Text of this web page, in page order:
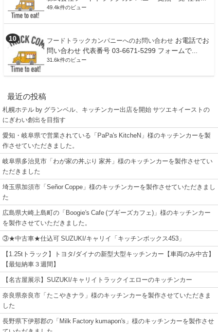
49.4k件のビュー
フードトラックカンパニーへのお問い合わせ お電話でお
問い合わせ 代表番号 03-6671-5299 フォームで...
31.6k件のビュー
最近の投稿
札幌ホテル by グランベル、キッチンカー出店を開始 サツエキイーストの
にぎわい創出を目指す
愛知・岐阜県で営業されている「PaPa's KitcheN」様のキッチンカーを製
作させていただきました。
岐阜県多治見市「わが家の丼ぶり 家丼」様のキッチンカーを製作させてい
ただきました
埼玉県加須市「Señor Coppe」様のキッチンカーを製作させていただきまし
た
広島県大崎上島町の「Boogie's Cafe (ブギーズカフェ)」様のキッチンカー
を製作させていただきました。
③★中古車★仕込可 SUZUKI/キャリイ「キッチンボックス453」
【1.25tトラック】トヨタ/ダイナの新型大型キッチンカー【車両のみ中古】
【最短納車３週間】
【名古屋展示】SUZUKI/キャリイトラックイエローのキッチンカー
奈良県奈良市「たこやきナラ」様のキッチンカーを製作させていただきま
した
長野県下伊那郡の「Milk Factory kumapon's」様のキッチンカーを製作させ